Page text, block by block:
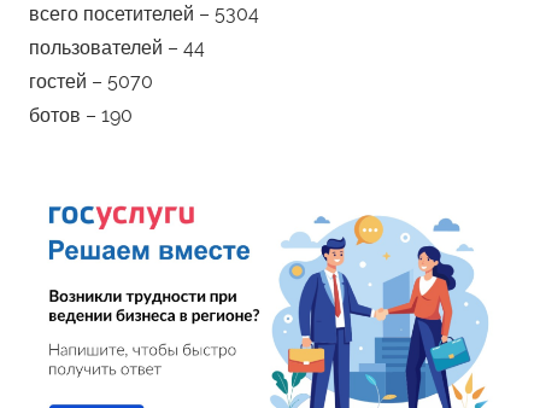
всего посетителей – 5304
пользователей – 44
гостей – 5070
ботов – 190